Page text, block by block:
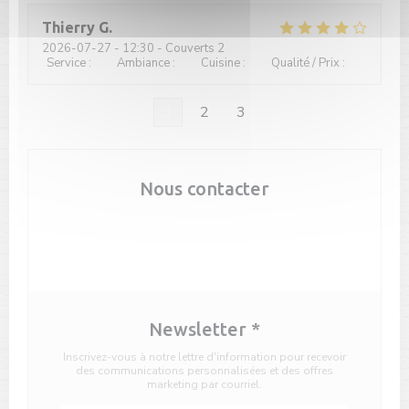
Thierry G
2026-07-27 - 12:30 - Couverts 2
Service : Ambiance : Cuisine : Qualité / Prix :
2 3
Nous contacter
Newsletter *
Inscrivez-vous à notre lettre d'information pour recevoir
des communications personnalisées et des offres
marketing par courriel.